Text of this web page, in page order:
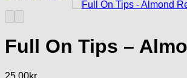
Full On Tips –
25.00kr.